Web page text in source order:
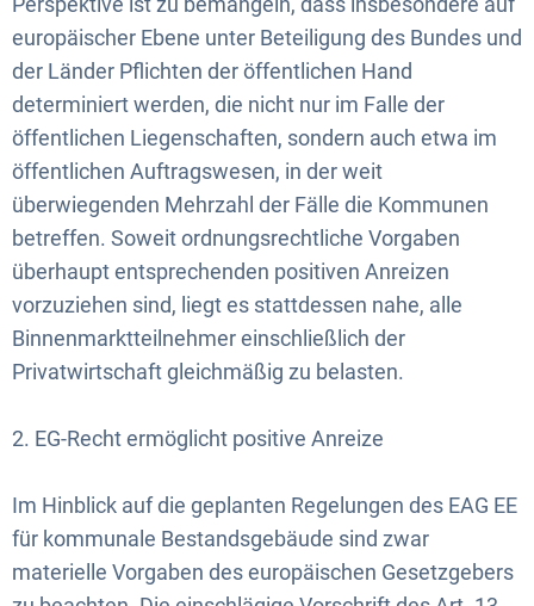
europäischer Ebene unter Beteiligung des Bundes und
der Länder Pflichten der öffentlichen Hand
determiniert werden, die nicht nur im Falle der
öffentlichen Liegenschaften, sondern auch etwa im
öffentlichen Auftragswesen, in der weit
überwiegenden Mehrzahl der Fälle die Kommunen
betreffen. Soweit ordnungsrechtliche Vorgaben
überhaupt entsprechenden positiven Anreizen
vorzuziehen sind, liegt es stattdessen nahe, alle
Binnenmarktteilnehmer einschließlich der
Privatwirtschaft gleichmäßig zu belasten.
2. EG-Recht ermöglicht positive Anreize
Im Hinblick auf die geplanten Regelungen des EAG EE
für kommunale Bestandsgebäude sind zwar
materielle Vorgaben des europäischen Gesetzgebers